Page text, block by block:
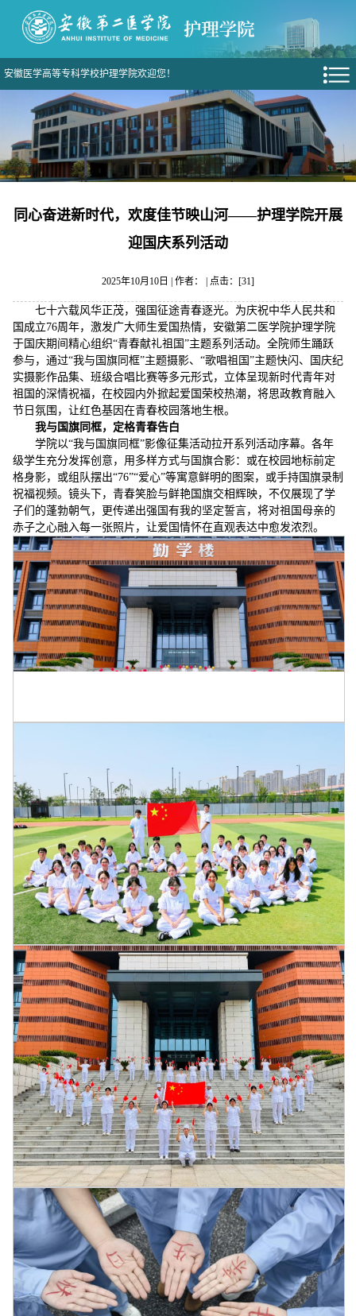
安徽医学高等专科学校护理学院欢迎您！
同心奋进新时代，欢度佳节映山河——护理学院开展
迎国庆系列活动
2025年10月10日 | 作者： | 点击：[31]
七十六载风华正茂，强国征途青春逐光。为庆祝中华人民共和
国成立76周年，激发广大师生爱国热情，安徽第二医学院护理学院
于国庆期间精心组织“青春献礼祖国”主题系列活动。全院师生踊跃
参与，通过“我与国旗同框”主题摄影、“歌唱祖国”主题快闪、国庆纪
实摄影作品集、班级合唱比赛等多元形式，立体呈现新时代青年对
祖国的深情祝福，在校园内外掀起爱国荣校热潮，将思政教育融入
节日氛围，让红色基因在青春校园落地生根。
我与国旗同框，定格青春告白
学院以“我与国旗同框”影像征集活动拉开系列活动序幕。各年
级学生充分发挥创意，用多样方式与国旗合影：或在校园地标前定
格身影，或组队摆出“76”“爱心”等寓意鲜明的图案，或手持国旗录制
祝福视频。镜头下，青春笑脸与鲜艳国旗交相辉映，不仅展现了学
子们的蓬勃朝气，更传递出强国有我的坚定誓言，将对祖国母亲的
赤子之心融入每一张照片，让爱国情怀在直观表达中愈发浓烈。